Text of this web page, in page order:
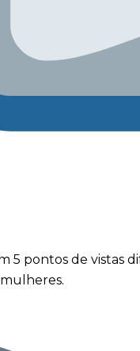
5 pontos de vistas